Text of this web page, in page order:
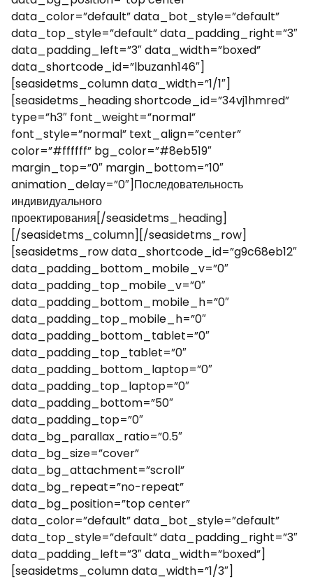
data_color=”default” data_bot_style=”default”
data_top_style=”default” data_padding_right=”3″
data_padding_left=”3″ data_width=”boxed”
data_shortcode_id=”lbuzanh146″]
[seasidetms_column data_width=”1/1″]
[seasidetms_heading shortcode_id=”34vj1hmred”
type=”h3″ font_weight=”normal”
font_style=”normal” text_align=”center”
color=”#ffffff” bg_color=”#8eb519″
margin_top=”0″ margin_bottom=”10″
animation_delay=”0″]Последовательность
индивидуального
проектирования[/seasidetms_heading]
[/seasidetms_column][/seasidetms_row]
[seasidetms_row data_shortcode_id=”g9c68eb12″
data_padding_bottom_mobile_v=”0″
data_padding_top_mobile_v=”0″
data_padding_bottom_mobile_h=”0″
data_padding_top_mobile_h=”0″
data_padding_bottom_tablet=”0″
data_padding_top_tablet=”0″
data_padding_bottom_laptop=”0″
data_padding_top_laptop=”0″
data_padding_bottom=”50″
data_padding_top=”0″
data_bg_parallax_ratio=”0.5″
data_bg_size=”cover”
data_bg_attachment=”scroll”
data_bg_repeat=”no-repeat”
data_bg_position=”top center”
data_color=”default” data_bot_style=”default”
data_top_style=”default” data_padding_right=”3″
data_padding_left=”3″ data_width=”boxed”]
[seasidetms_column data_width=”1/3″]